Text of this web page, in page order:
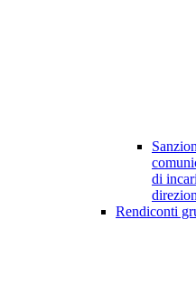
di
Rendiconti